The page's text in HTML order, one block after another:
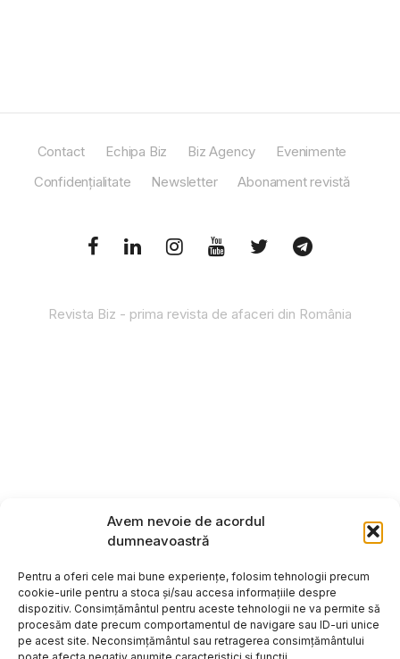
Avem nevoie de acordul
dumneavoastră
Pentru a oferi cele mai bune experiențe, folosim tehnologii precum
cookie-urile pentru a stoca și/sau accesa informațiile despre
dispozitiv. Consimțământul pentru aceste tehnologii ne va permite să
procesăm date precum comportamentul de navigare sau ID-uri unice
pe acest site. Neconsimțământul sau retragerea consimțământului
Contact Echipa Biz Biz Agency
Evenimente
Confidențialitate
Newsletter Abonament revistă
Revista Biz - prima revista de afaceri din România